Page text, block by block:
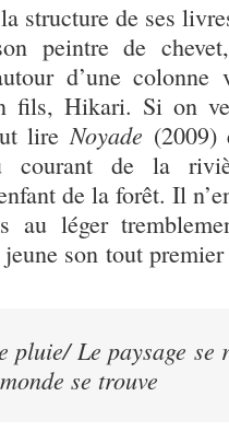
structure de ses
peintre de
d’une colonne
fils, Hikari. Si on
lireNoyade (2009)
courant de la
de la forêt. Il
au léger
son tout premier
pluie/ Le paysage se
se trouve